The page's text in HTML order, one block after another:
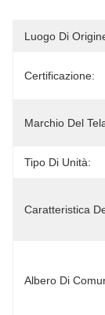
Luogo Di
Certificazione:
Marchio Del
Tipo Di Unità:
Caratteristica
Albero Di